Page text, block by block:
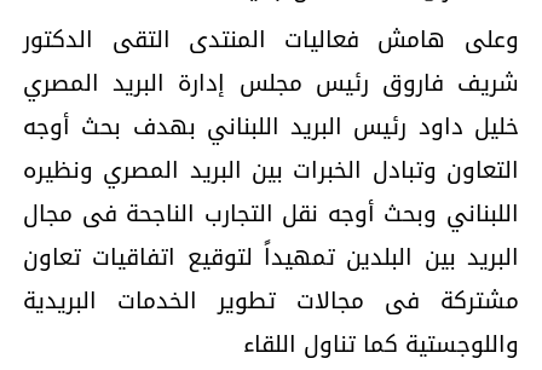
وعلى هامش فعاليات المنتدى التقى الدكتور
شريف فاروق رئيس مجلس إدارة البريد المصري
خليل داود رئيس البريد اللبناني بهدف بحث أوجه
التعاون وتبادل الخبرات بين البريد المصري ونظيره
اللبناني وبحث أوجه نقل التجارب الناجحة فى مجال
البريد بين البلدين تمهيداً لتوقيع اتفاقيات تعاون
مشتركة فى مجالات تطوير الخدمات البريدية
واللوجستية كما تناول اللقاء